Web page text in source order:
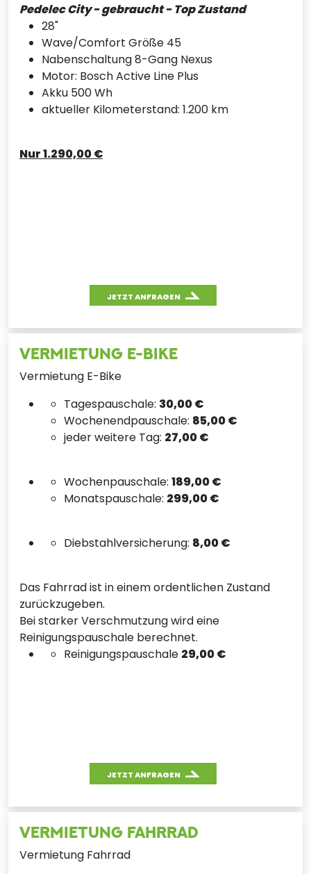
Pedelec City - gebraucht - Top Zustand
28"
Wave/Comfort Größe 45
Nabenschaltung 8-Gang Nexus
Motor: Bosch Active Line Plus
Akku 500 Wh
aktueller Kilometerstand: 1.200 km
Nur 1.290,00 €
JETZT ANFRAGEN
VERMIETUNG E-BIKE
Vermietung E-Bike
Tagespauschale: 30,00 €
Wochenendpauschale: 85,00 €
jeder weitere Tag: 27,00 €
Wochenpauschale: 189,00 €
Monatspauschale: 299,00 €
Diebstahlversicherung: 8,00 €
Das Fahrrad ist in einem ordentlichen Zustand
zurückzugeben.
Bei starker Verschmutzung wird eine
Reinigungspauschale berechnet.
Reinigungspauschale 29,00 €
JETZT ANFRAGEN
VERMIETUNG FAHRRAD
Vermietung Fahrrad